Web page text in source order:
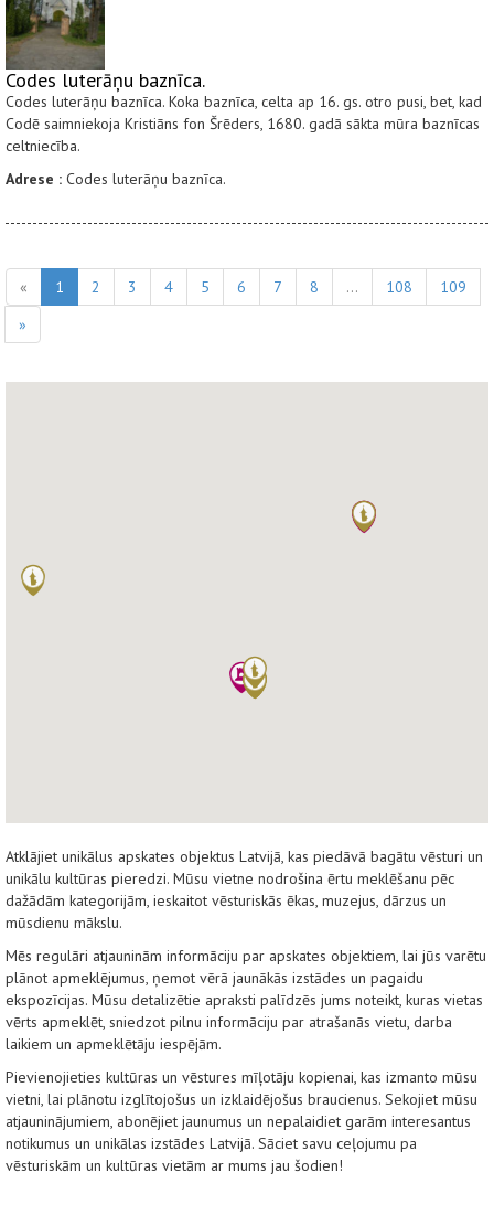
Codes luterāņu baznīca.
Codes luterāņu baznīca. Koka baznīca, celta ap 16. gs. otro pusi, bet, kad
Codē saimniekoja Kristiāns fon Šrēders, 1680. gadā sākta mūra baznīcas
celtniecība.
Adrese : Codes luterāņu baznīca.
« 1 2 3 4 5 6 7 8 ... 108
109
»
Atklājiet unikālus apskates objektus Latvijā, kas piedāvā bagātu vēsturi un
unikālu kultūras pieredzi. Mūsu vietne nodrošina ērtu meklēšanu pēc
dažādām kategorijām, ieskaitot vēsturiskās ēkas, muzejus, dārzus un
mūsdienu mākslu.
Mēs regulāri atjauninām informāciju par apskates objektiem, lai jūs varētu
plānot apmeklējumus, ņemot vērā jaunākās izstādes un pagaidu
ekspozīcijas. Mūsu detalizētie apraksti palīdzēs jums noteikt, kuras vietas
vērts apmeklēt, sniedzot pilnu informāciju par atrašanās vietu, darba
laikiem un apmeklētāju iespējām.
Pievienojieties kultūras un vēstures mīļotāju kopienai, kas izmanto mūsu
vietni, lai plānotu izglītojošus un izklaidējošus braucienus. Sekojiet mūsu
atjauninājumiem, abonējiet jaunumus un nepalaidiet garām interesantus
notikumus un unikālas izstādes Latvijā. Sāciet savu ceļojumu pa
vēsturiskām un kultūras vietām ar mums jau šodien!